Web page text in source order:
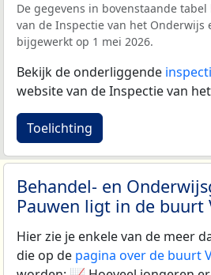
De gegevens in bovenstaande
van de Inspectie van het Onderwijs
bijgewerkt op 1 mei 2026.
Bekijk de onderliggende
website van de Inspectie van
Toelichting
Behandel- en
Pauwen ligt in de buurt
Hier zie je enkele van de meer
die op de pagina over de buurt